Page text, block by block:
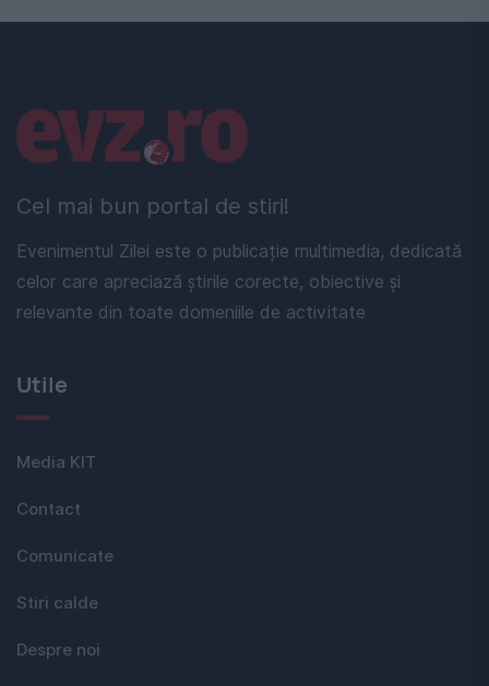
Cel mai bun portal de stiri!
Evenimentul Zilei este o publicație multimedia, dedicată
celor care apreciază știrile corecte, obiective și
relevante din toate domeniile de activitate
Linkuri utile
Utile
Media KIT
Contact
Comunicate
Stiri calde
Despre noi